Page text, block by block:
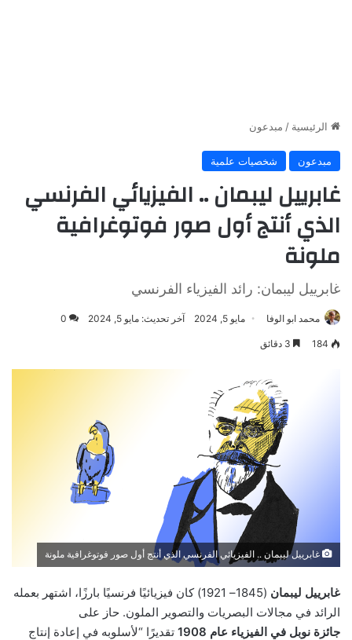
الرئيسية / مبدعون
مبدعون شخصيات علمية
غابرييل ليبمان .. الفيزيائي الفرنسي
الذي أنتج أول صور فوتوغرافية
ملونة
غابرييل ليبمان: رائد الفيزياء الفرنسي
محمد ابو الوفا مايو 5, 2024 آخر تحديث: مايو 5, 2024 0
184
غابرييل ليبمان .. الفيزيائي الفرنسي الذي أنتج أول صور فوتوغرافية ملونة
غابر ييل ليبمان (
1845
– 1921) كان فيزيائيًا فرنسيًا بارزًا، اشتهر بعمله
الرائد في مجالات البصريات والتصوير الملون. حاز على
جائزة نوبل في الفيزياء عام 1908
تقديرًا “لأسلوبه في إعادة إنتاج